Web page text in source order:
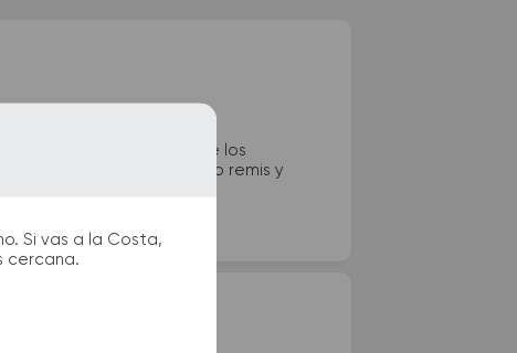
Si vas a la Costa,
cercana.
colectivos de Pampa de los
paradas de taxi o remis y